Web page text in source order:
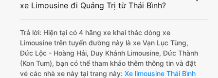
xe Limousine đi Quảng Trị từ Thái Bình?
Trả lời: Hiện tại có 4 hãng xe khai thác dòng xe
Limousine trên tuyến đường này là xe Vạn Lục Tùng,
Đức Lộc - Hoàng Hải, Duy Khánh Limousine, Đức Thành
(Kon Tum), bạn có thể tham khảo thêm thông tin và đặt
vé các nhà xe này tại trang này: Xe limousine Thái Bình